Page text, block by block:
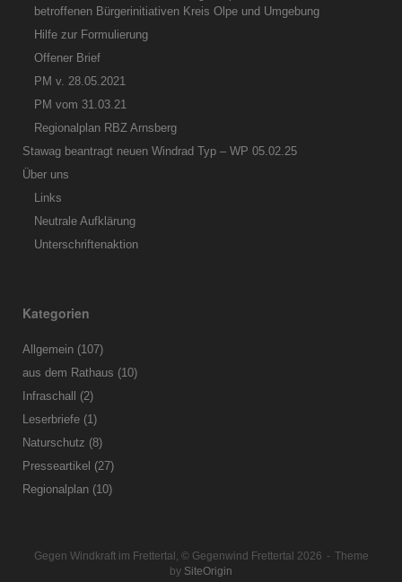
betroffenen Bürgerinitiativen Kreis Olpe und Umgebung
Hilfe zur Formulierung
Offener Brief
PM v. 28.05.2021
PM vom 31.03.21
Regionalplan RBZ Arnsberg
Stawag beantragt neuen Windrad Typ – WP 05.02.25
Über uns
Links
Neutrale Aufklärung
Unterschriftenaktion
Kategorien
Allgemein (107)
aus dem Rathaus (10)
Infraschall
(2)
Leserbriefe (1)
Naturschutz (8)
Presseartikel (27)
Regionalplan (10)
Gegen Windkraft im Frettertal, © Gegenwind Frettertal 2026
Theme
by SiteOrigin